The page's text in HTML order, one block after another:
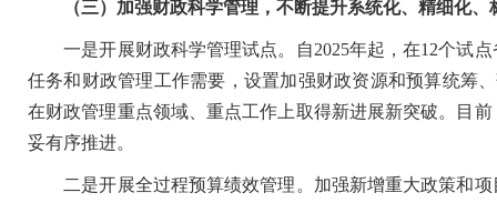
（三）加强财政科学管理，不断提升系统化、精细化
一是开展财政科学管理试点。自2025年起，在12个试点
任务和财政管理工作需要，设置加强财政资源和预算统筹
在财政管理重点领域、重点工作上取得新进展新突破。目
妥有序推进。
二是开展全过程预算绩效管理。加强新增重大政策和项